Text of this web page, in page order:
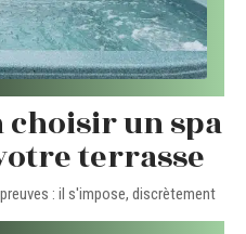
un spa
terrasse
: il s'impose, discrètement